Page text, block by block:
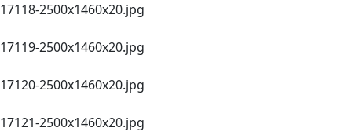
17118-2500х1460х20.jpg
17119-2500х1460х20.jpg
17120-2500х1460х20.jpg
17121-2500х1460х20.jpg